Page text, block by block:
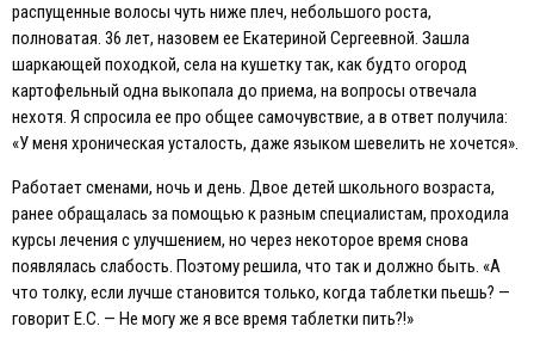
распущенные волосы чуть ниже плеч, небольшого роста,
полноватая. 36 лет, назовем ее Eкатериной Сергеевной. Зашла
шаркающей походкой, села на кушетку так, как будто огород
картофельный одна выкопала до приема, на вопросы отвечала
нехотя. Я спросила ее про общее самочувствие, а в ответ получила:
«У меня хроническая усталость, даже языком шевелить не хочется».
Работает сменами, ночь и день. Двое детей школьного возраста,
ранее обращалась за помощью к разным специалистам, проходила
курсы лечения с улучшением, но через некоторое время снова
появлялась слабость. Поэтому решила, что так и должно быть. «А
что толку, если лучше становится только, когда таблетки пьешь? —
говорит E.С. — Не могу же я все время таблетки пить?!»